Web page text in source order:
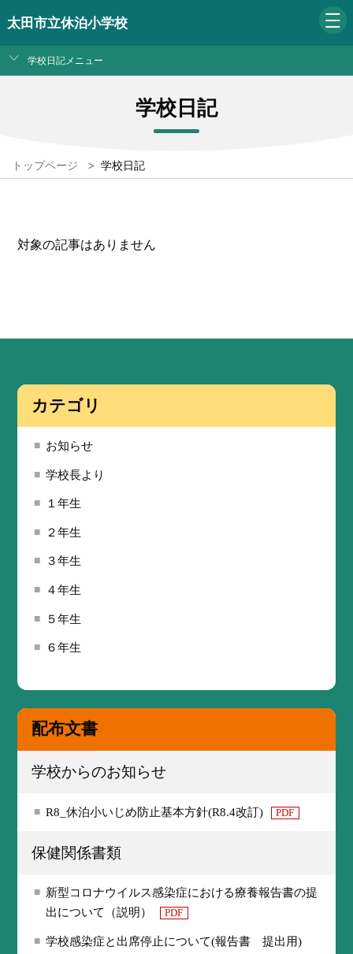
太田市立休泊小学校
学校日記メニュー
学校日記
トップページ > 学校日記
対象の記事はありません
カテゴリ
お知らせ
学校長より
１年生
２年生
３年生
４年生
５年生
６年生
配布文書
学校からのお知らせ
R8_休泊小いじめ防止基本方針(R8.4改訂) PDF
保健関係書類
新型コロナウイルス感染症における療養報告書の提
出について（説明）
PDF
学校感染症と出席停止について(報告書 提出用)